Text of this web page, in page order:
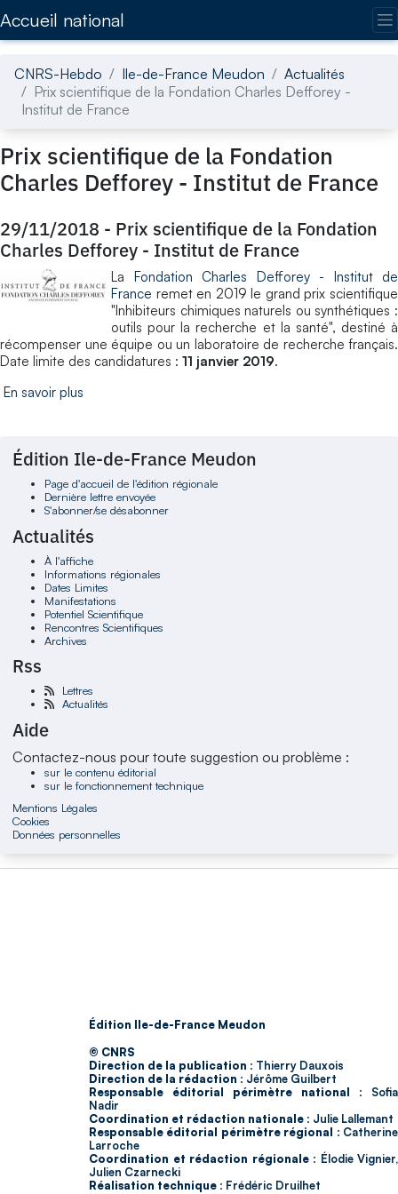
Accueil national
CNRS-Hebdo Ile-de-France Meudon
Actualités
Prix scientifique de la Fondation Charles Defforey -
Institut de France
Prix scientifique de la Fondation
Charles Defforey - Institut de France
29/11/2018 - Prix scientifique de la Fondation
Charles Defforey - Institut de France
La Fondation Charles Defforey - Institut de
France remet en 2019 le grand prix scientifique
"Inhibiteurs chimiques naturels ou synthétiques :
outils pour la recherche et la santé", destiné à
récompenser une équipe ou un laboratoire de recherche français.
Date limite des candidatures : 11 janvier 2019.
En savoir plus
Édition Ile-de-France Meudon
Page d'accueil de l'édition régionale
Dernière lettre envoyée
S'abonner/se désabonner
Actualités
À l'affiche
Informations régionales
Dates Limites
Manifestations
Potentiel Scientifique
Rencontres Scientifiques
Archives
Rss
Lettres
Actualités
Aide
Contactez-nous pour toute suggestion ou problème :
sur le contenu éditorial
sur le fonctionnement technique
Mentions Légales
Cookies
Données personnelles
Édition Ile-de-France Meudon
© CNRS
Direction de la publication : Thierry Dauxois
Direction de la rédaction : Jérôme Guilbert
Responsable éditorial périmètre national : Sofia
Nadir
Coordination et rédaction nationale : Julie Lallemant
Responsable éditorial périmètre régional : Catherine
Larroche
Coordination et rédaction régionale : Élodie Vignier,
Julien Czarnecki
Réalisation technique : Frédéric Druilhet